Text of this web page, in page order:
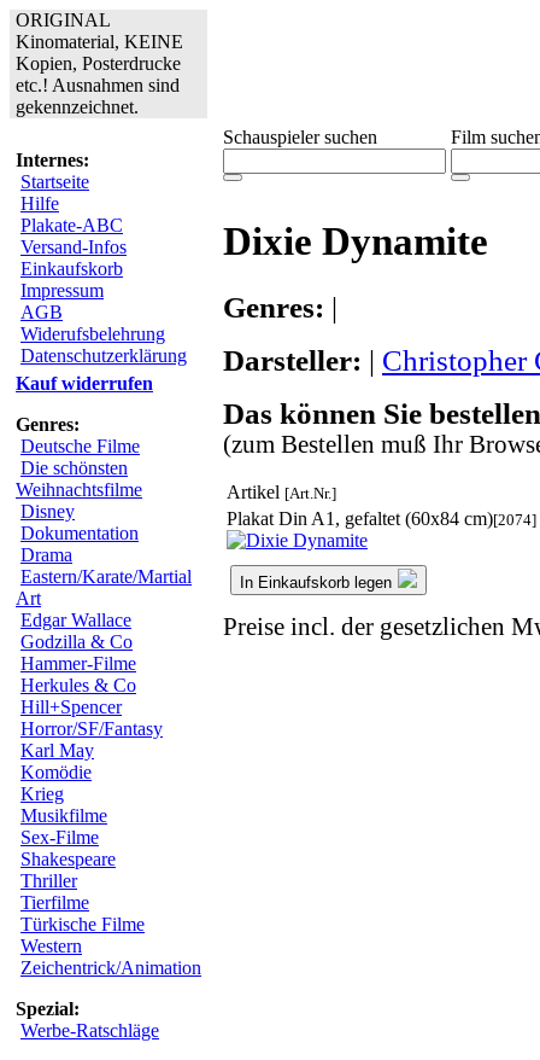
ORIGINAL
Kinomaterial, KEINE
Kopien, Posterdrucke
etc.! Ausnahmen sind
gekennzeichnet.
Internes:
Startseite
Hilfe
Plakate-ABC
Versand-Infos
Einkaufskorb
Impressum
AGB
Widerufsbelehrung
Datenschutzerklärung
Kauf widerrufen
Genres:
Deutsche Filme
Die schönsten
Weihnachtsfilme
Disney
Dokumentation
Drama
Eastern/Karate/Martial
Art
Edgar Wallace
Godzilla & Co
Hammer-Filme
Herkules & Co
Hill+Spencer
Horror/SF/Fantasy
Karl May
Komödie
Krieg
Musikfilme
Sex-Filme
Shakespeare
Thriller
Tierfilme
Türkische Filme
Western
Zeichentrick/Animation
Spezial:
Werbe-Ratschläge
Schauspieler suchen Film
Dixie Dynamite
Genres: |
Darsteller: | Christopher
Das können Sie
(zum Bestellen muß Ihr
Artikel [Art.Nr.]
Plakat Din A1, gefaltet (60x84 cm)[2074]
In Einkaufskorb legen
Preise incl. der gesetzlichen